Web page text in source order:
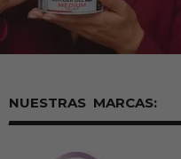
MARCAS: